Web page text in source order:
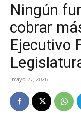
Ningún
cobrar
Ejecutivo
mayo 27, 2026